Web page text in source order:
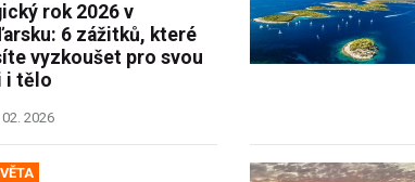
rok 2026 v
6 zážitků, které
vyzkoušet pro svou
i tělo
2026